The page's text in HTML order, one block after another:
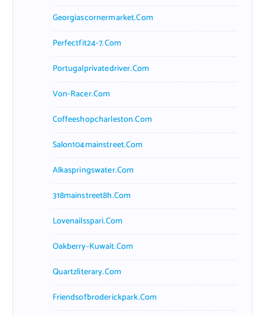
Georgiascornermarket.com
Perfectfit24-7.com
Portugalprivatedriver.com
Von-Racer.com
Coffeeshopcharleston.com
Salon104mainstreet.com
Alkaspringswater.com
318mainstreet8h.com
Lovenailsspari.com
Oakberry-Kuwait.com
Quartzliterary.com
Friendsofbroderickpark.com